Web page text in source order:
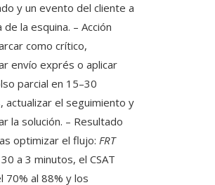
y un evento del cliente a
de la esquina. – Acción
como crítico,
envío exprés o aplicar
parcial en 15–30
actualizar el seguimiento y
la solución. – Resultado
optimizar el flujo: FRT
a 3 minutos, el CSAT
70% al 88% y los